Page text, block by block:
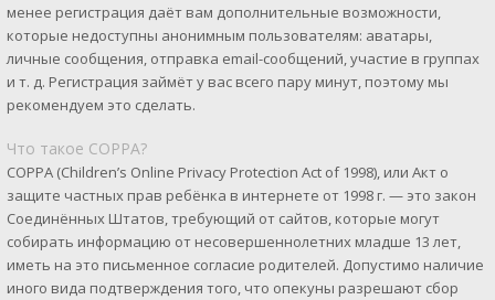
менее регистрация даёт вам дополнительные возможности,
которые недоступны анонимным пользователям: аватары,
личные сообщения, отправка email-сообщений, участие в группах
и т. д. Регистрация займёт у вас всего пару минут, поэтому мы
рекомендуем это сделать.
Что такое COPPA?
COPPA (Children’s Online Privacy Protection Act of 1998), или Акт о
защите частных прав ребёнка в интернете от 1998 г. — это закон
Соединённых Штатов, требующий от сайтов, которые могут
собирать информацию от несовершеннолетних младше 13 лет,
иметь на это письменное согласие родителей. Допустимо наличие
иного вида подтверждения того, что опекуны разрешают сбор